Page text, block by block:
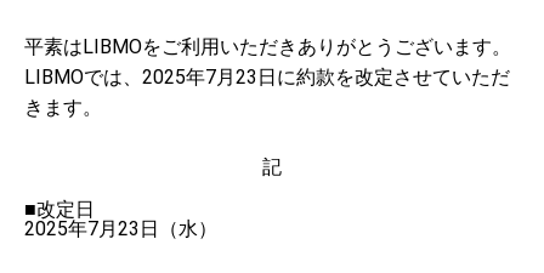
平素はLIBMOをご利用いただきありがとうございます。
LIBMOでは、2025年7月23日に約款を改定させていただ
きます。
記
■改定日
2025年7月23日（水）